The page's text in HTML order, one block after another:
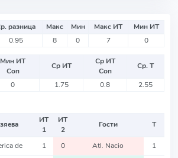
разница Макс Мин Макс ИТ
Мин ИТ
0.95 8 0 7 0
Мин ИТ
Соп
Ср ИТ
Ср ИТ
Соп
Ср. Т
0 1.75 0.8 2.55
ИТ
1
ИТ
2
Гости Т
de 1 0 Atl. Nacio 1